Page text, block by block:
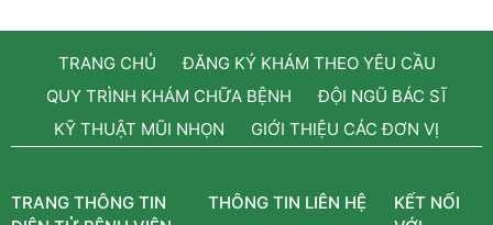
TRANG CHỦ
ĐĂNG KÝ KHÁM THEO YÊU CẦU
QUY TRÌNH KHÁM CHỮA BỆNH
ĐỘI NGŨ BÁC SĨ
KỸ THUẬT MŨI NHỌN
GIỚI THIỆU CÁC ĐƠN VỊ
TRANG THÔNG TIN
THÔNG TIN LIÊN HỆ
KẾT NỐI